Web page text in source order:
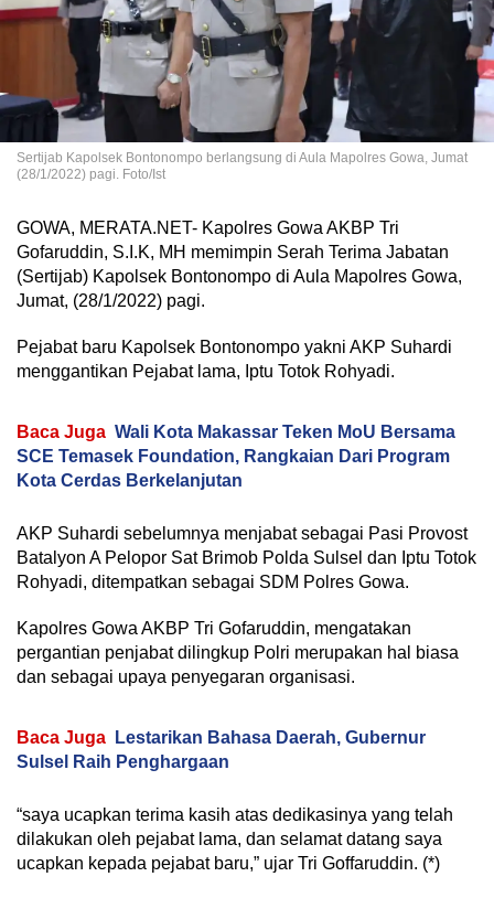
Sertijab Kapolsek Bontonompo berlangsung di Aula Mapolres Gowa, Jumat
(28/1/2022) pagi. Foto/Ist
GOWA, MERATA.NET- Kapolres Gowa AKBP Tri
Gofaruddin, S.I.K, MH memimpin Serah Terima Jabatan
(Sertijab) Kapolsek Bontonompo di Aula Mapolres Gowa,
Jumat, (28/1/2022) pagi.
Pejabat baru Kapolsek Bontonompo yakni AKP Suhardi
menggantikan Pejabat lama, Iptu Totok Rohyadi.
Baca Juga Wali Kota Makassar Teken MoU Bersama
SCE Temasek Foundation, Rangkaian Dari Program
Kota Cerdas Berkelanjutan
AKP Suhardi sebelumnya menjabat sebagai Pasi Provost
Batalyon A Pelopor Sat Brimob Polda Sulsel dan Iptu Totok
Rohyadi, ditempatkan sebagai SDM Polres Gowa.
Kapolres Gowa AKBP Tri Gofaruddin, mengatakan
pergantian penjabat dilingkup Polri merupakan hal biasa
dan sebagai upaya penyegaran organisasi.
Baca Juga
Lestarikan Bahasa Daerah, Gubernur
Sulsel Raih Penghargaan
“saya ucapkan terima kasih atas dedikasinya yang telah
dilakukan oleh pejabat lama, dan selamat datang saya
ucapkan kepada pejabat baru,” ujar Tri Goffaruddin. (*)